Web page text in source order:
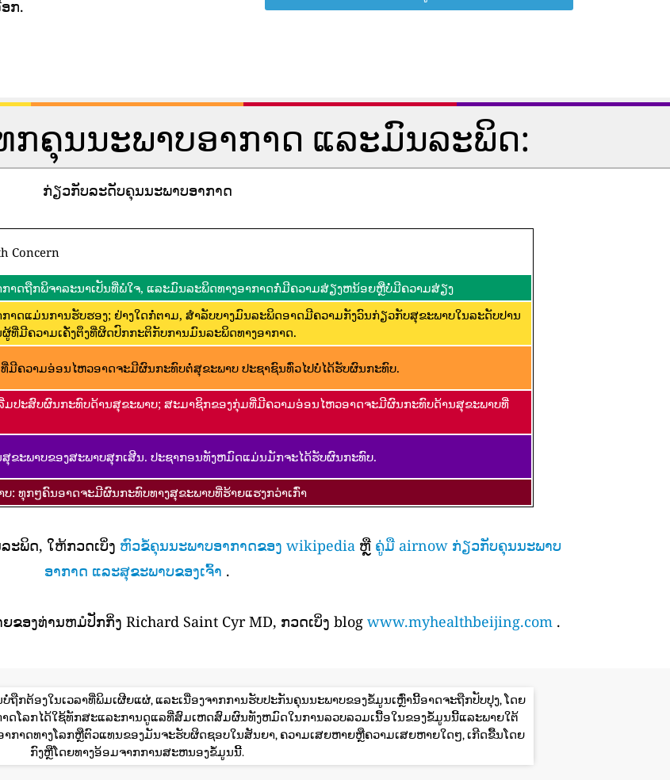
ກ.
ຄຸນນະພາບອາກາດ ແລະມົນລະພິດ:
ກ່ຽວກັບລະດັບຄຸນນະພາບອາກາດ
Concern
ກາດຖືກພິຈາລະນາເປັນທີ່ພໍໃຈ, ແລະມົນລະພິດທາງອາກາດກໍ່ມີຄວາມສ່ຽງຫນ້ອຍຫຼືບໍ່ມີຄວາມສ່ຽງ
ກາດແມ່ນການຮັບຮອງ; ຢ່າງໃດກໍ່ຕາມ, ສໍາລັບບາງມົນລະພິດອາດມີຄວາມກັງວົນກ່ຽວກັບສຸຂະພາບໃນລະດັບປານ
ຜູ້ທີ່ມີຄວາມເຄັ່ງຕຶງທີ່ຜິດປົກກະຕິກັບການມົນລະພິດທາງອາກາດ.
ມີຄວາມອ່ອນໄຫວອາດຈະມີຜົນກະທົບຕໍ່ສຸຂະພາບ ປະຊາຊົນທົ່ວໄປບໍ່ໄດ້ຮັບຜົນກະທົບ.
ມປະສົບຜົນກະທົບດ້ານສຸຂະພາບ; ສະມາຊິກຂອງກຸ່ມທີ່ມີຄວາມອ່ອນໄຫວອາດຈະມີຜົນກະທົບດ້ານສຸຂະພາບທີ່
ສຸຂະພາບຂອງສະພາບສຸກເສີນ. ປະຊາກອນທັງຫມົດແມ່ນມັກຈະໄດ້ຮັບຜົນກະທົບ.
: ທຸກໆຄົນອາດຈະມີຜົນກະທົບທາງສຸຂະພາບທີ່ຮ້າຍແຮງກວ່າເກົ່າ
ະພິດ, ໃຫ້ກວດເບິ່ງ ຫົວຂໍ້ຄຸນນະພາບອາກາດຂອງ wikipedia ຫຼື ຄູ່ມື airnow ກ່ຽວກັບຄຸນນະພາບ
ອາກາດ ແລະສຸຂະພາບຂອງເຈົ້າ .
ອງທ່ານຫມໍປັກກິ່ງ Richard Saint Cyr MD, ກວດເບິ່ງ blog www.myhealthbeijing.com.
ກຕ້ອງໃນເວລາທີ່ພິມເຜີຍແຜ່, ແລະເນື່ອງຈາກການຮັບປະກັນຄຸນນະພາບຂອງຂໍ້ມູນເຫຼົ່ານີ້ອາດຈະຖືກປັບປຸງ, ໂດຍ
າດໂລກໄດ້ໃຊ້ທັກສະແລະການດູແລທີ່ສົມເຫດສົມຜົນທັງຫມົດໃນການລວບລວມເນື້ອໃນຂອງຂໍ້ມູນນີ້ແລະພາຍໃຕ້
ກາດທາງໂລກຫຼືຕົວແທນຂອງມັນຈະຮັບຜິດຊອບໃນສັນຍາ, ຄວາມເສຍຫາຍຫຼືຄວາມເສຍຫາຍໃດໆ, ເກີດຂື້ນໂດຍ
ກົງຫຼືໂດຍທາງອ້ອມຈາກການສະຫນອງຂໍ້ມູນນີ້.